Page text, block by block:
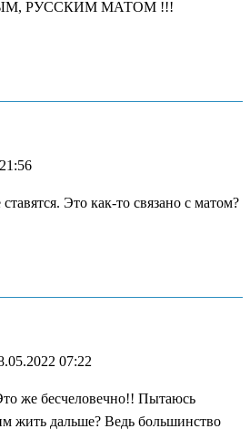
РУССКИМ МАТОМ !!!
Это как-то связано с матом?
07:22
же бесчеловечно!! Пытаюсь
жить дальше? Ведь большинство